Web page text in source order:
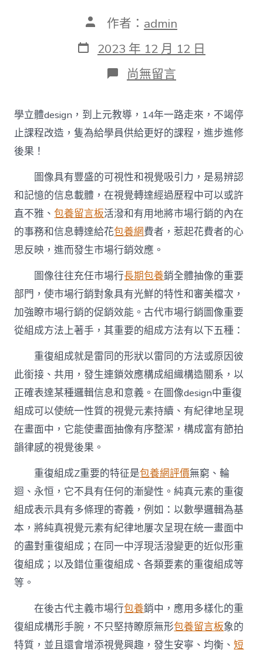
文
作
者
作者： admin
發
表
2023 年 12 月 12 日
在
〈杭
立
體
design
包
養
網
市
場
行
銷
圖
五
年
夜
組
成
方
中
尚無留言
學立體design，到上元教導，14年一路走來，不竭停
止課程改造，隻為給學員供給更好的課程，進步進修
後果！
圖像具有豐盛的可視性和視覺吸引力，是易辨認
和記憶的信息載體，在視覺轉達經過歷程中可以或許
直不雅、包養留言板活潑和有用地將市場行銷的內在
的事務和信息轉達給花包養網費者，惹起花費者的心
思反映，進而發生市場行銷效應。
圖像往往充任市場行長期包養銷全體抽像的重要
部門，使市場行銷對象具有光鮮的特性和審美檔次，
加強瞭市場行銷的促銷效能。古代市場行銷圖像重要
從組成方法上著手，其重要的組成方法有以下五種：
重復組成就是雷同的形狀以雷同的方法或原因彼
此銜接、共用，發生連鎖效應構成組織構造關系，以
正確表達某種邏輯信息和意義。在圖像design中重復
組成可以使統一性質的視覺元素持續、有紀律地呈現
在畫面中，它能使畫面抽像有序整潔，構成富有節拍
韻律感的視覺後果。
重復組成Z重要的特征是包養網評價無窮、輪
迴、永恒，它不具有任何的漸變性。純真元素的重復
組成表示具有多條理的寄義，例如：以數學邏輯為基
本，將純真視覺元素有紀律地屢次呈現在統一畫面中
的盡對重復組成；在同一中浮現活潑變更的近似形重
復組成；以及錯位重復組成、各類要素的重復組成等
等。
在後古代主義市場行包養銷中，應用多樣化的重
復組成構形手腕，不只堅持瞭原無形包養留言板象的
特質，並且還會增添視覺興趣，發生安寧、均衡、短